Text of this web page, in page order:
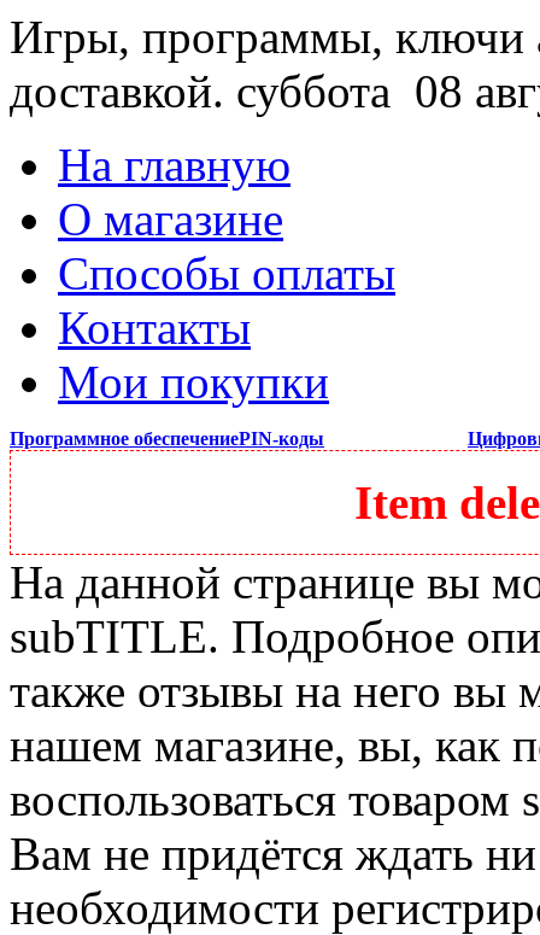
Игры, программы, ключи
доставкой. суббота 08
На главную
О магазине
Способы оплаты
Контакты
Мои покупки
Программное обеспечениеPIN-коды
Item
На данной странице вы
subTITLE. Подробное
также отзывы на него вы
нашем магазине, вы, как
воспользоваться
Вам не придётся ждать
необходимости